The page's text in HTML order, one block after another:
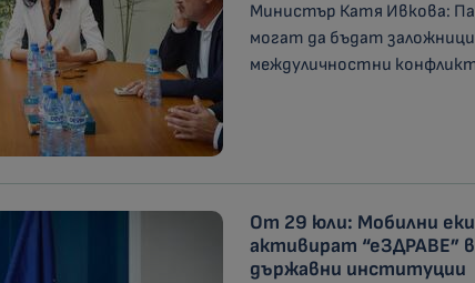
Министър Катя Ивкова:
могат да бъдат
междуличностни
От 29 юли: Мобилни
активират “еЗДРАВЕ”
държавни институции